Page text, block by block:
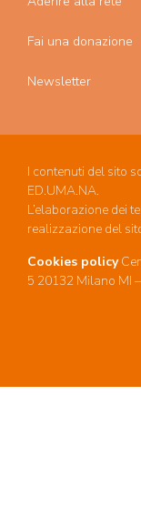
Fai una donazione
Newsletter
I contenuti del sito
ED.UMA.NA.
L’elaborazione dei
realizzazione del
Cookies policy
5 20132 Milano MI